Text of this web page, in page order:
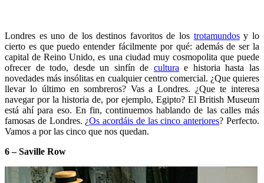
Londres es uno de los destinos favoritos de los trotamundosy lo
cierto es que puedo entender fácilmente por qué: además de ser la
capital de Reino Unido, es una ciudad muy cosmopolita que puede
ofrecer de todo, desde un sinfín de cultura e historia hasta las
novedades más insólitas en cualquier centro comercial. ¿Que quieres
llevar lo último en sombreros? Vas a Londres. ¿Que te interesa
navegar por la historia de, por ejemplo, Egipto? El British Museum
está ahí para eso. En fin, continuemos hablando de las calles más
famosas de Londres. ¿Os acordáis de las cinco anteriores? Perfecto.
Vamos a por las cinco que nos quedan.
6 – Saville Row